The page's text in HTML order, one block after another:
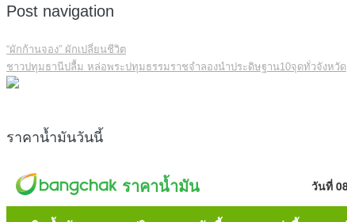
Post navigation
“ผักก้านจอง” ผักเปลี่ยนชีวิต
ชาวปทุมธานีปลื้ม หล่อพระปทุมธรรมราชจำลองนำประดิษฐาน10จุดทั่วจังหวัด
ราคาน้ำมันวันนี้